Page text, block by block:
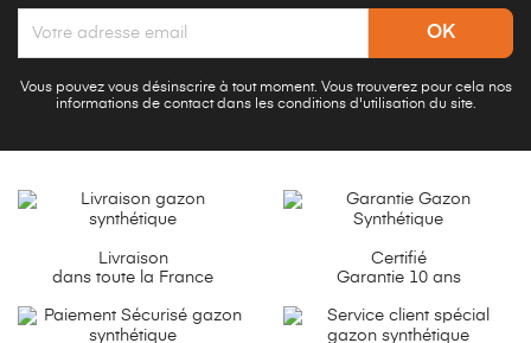
Vous pouvez vous désinscrire à tout moment. Vous trouverez pour cela nos
informations de contact dans les conditions d'utilisation du site.
Livraison
dans toute la France
Certifié
Garantie 10 ans